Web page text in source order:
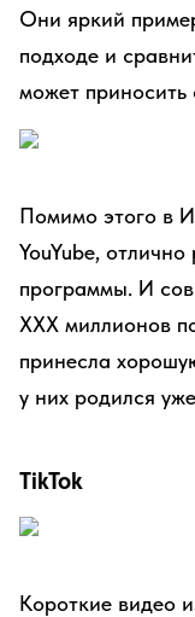
Они яркий
подходе и
может приносить
Помимо этого в
YouYube,
программы. И
ХХХ миллионов
принесла
у них родился
TikTok
Короткие видео